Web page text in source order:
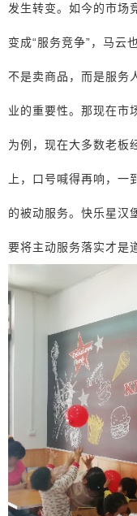
发生转变。如今的市场
变成“服务竞争”，马云
不是卖商品，而是服务
业的重要性。那现在市
为例，现在大多数老板
上，口号喊得再响，
的被动服务。快乐星汉
要将主动服务落实才是